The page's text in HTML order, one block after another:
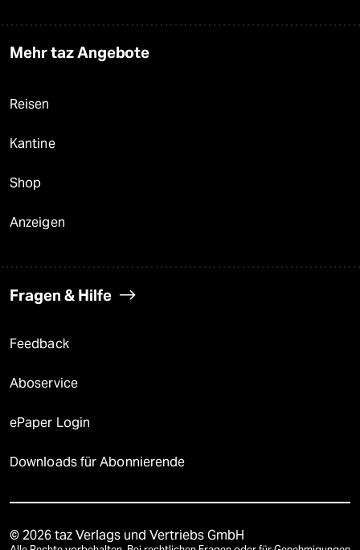
Mehr taz Angebote
Reisen
Kantine
Shop
Anzeigen
Fragen & Hilfe
Feedback
Aboservice
ePaper Login
Downloads für Abonnierende
© 2026 taz Verlags und Vertriebs GmbH